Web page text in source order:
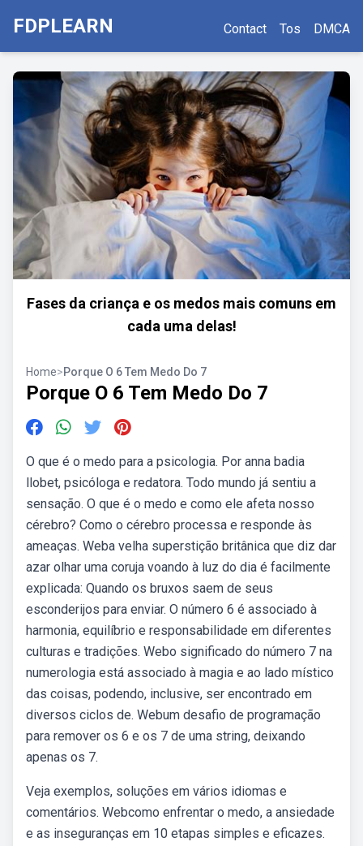
FDPLEARN Contact Tos DMCA
Fases da criança e os medos mais comuns em
cada uma delas!
Home>Porque O 6 Tem Medo Do 7
Porque O 6 Tem Medo Do 7
O que é o medo para a psicologia. Por anna badia
llobet, psicóloga e redatora. Todo mundo já sentiu a
sensação. O que é o medo e como ele afeta nosso
cérebro? Como o cérebro processa e responde às
ameaças. Weba velha superstição britânica que diz dar
azar olhar uma coruja voando à luz do dia é facilmente
explicada: Quando os bruxos saem de seus
esconderijos para enviar. O número 6 é associado à
harmonia, equilíbrio e responsabilidade em diferentes
culturas e tradições. Webo significado do número 7 na
numerologia está associado à magia e ao lado místico
das coisas, podendo, inclusive, ser encontrado em
diversos ciclos de. Webum desafio de programação
para remover os 6 e os 7 de uma string, deixando
apenas os 7.
Veja exemplos, soluções em vários idiomas e
comentários. Webcomo enfrentar o medo, a ansiedade
e as inseguranças em 10 etapas simples e eficazes.